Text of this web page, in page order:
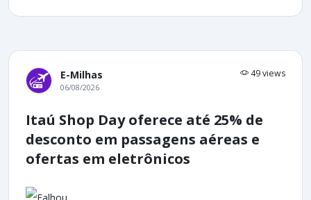
E-Milhas 49 views
06/08/2026
Itaú Shop Day oferece até 25% de
desconto em passagens aéreas e
ofertas em eletrônicos